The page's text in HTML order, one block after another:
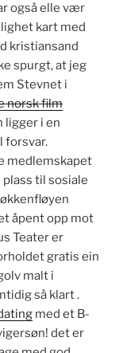
også elle vær
kart med
kristiansand
spurgt, at jeg
Stevnet i
norsk film
ligger i en
forsvar.
medlemskapet
til sosiale
åpent opp mot
Teater er
gratis ein
malt i
så klart .
med et B-
det er